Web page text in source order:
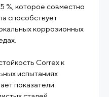
%, которое совместно
способствует
коррозионных
Correx к
испытаниях
показатели